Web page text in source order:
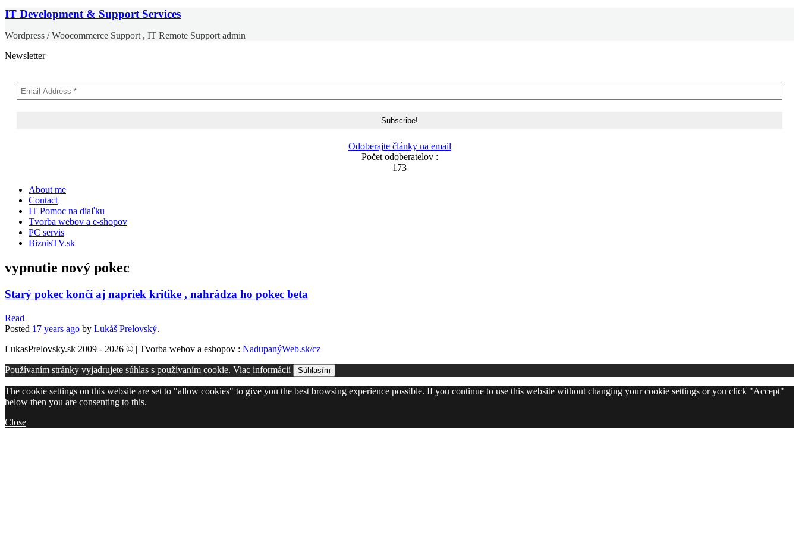
IT Development & Support Services
Wordpress / Woocommerce Support , IT Remote Support admin
Newsletter
Odoberajte články na email
Počet odoberatelov :
173
Skip
content
About me
Contact
IT Pomoc na diaľku
Tvorba webov a e-shopov
PC servis
BiznisTV.sk
vypnutie nový pokec
Starý pokec končí aj napriek kritike , nahrádza ho pokec beta
Read
Posted 17 years ago by Lukáš Prelovský.
LukasPrelovsky.sk 2009 - 2026 © | Tvorba webov a eshopov : NadupanýWeb.sk/cz
Používaním stránky vyjadrujete súhlas s používaním cookie. Viac informácií Súhlasím
The cookie settings on this website are set to "allow cookies" to give you the best browsing experience possible. If you continue to use this website without changing your cookie settings or you click "Accept"
below then you are consenting to this.
Close